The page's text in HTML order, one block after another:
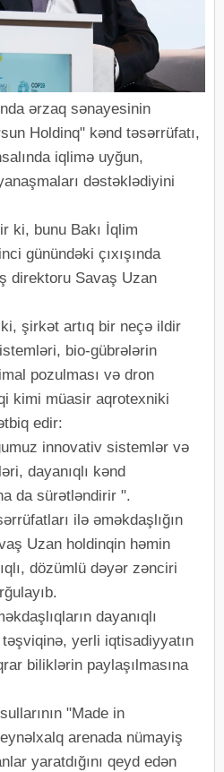
ərzaq sənayesinin
Holdinq" kənd təsərrüfatı,
iqlimə uyğun,
dəstəklədiyini
ki, bunu Bakı İqlim
günündəki çıxışında
direktoru Savaş Uzan
şirkət artıq bir neçə ildir
bio-gübrələrin
pozulması və dron
kimi müasir aqrotexniki
edir:
innovativ sistemlər və
dayanıqlı kənd
da sürətləndirir ".
ilə əməkdaşlığın
Uzan holdinqin həmin
dözümlü dəyər zənciri
dayanıqlı
təşviqinə, yerli iqtisadiyyatın
biliklərin paylaşılmasına
"Made in
arenada nümayiş
yaratdığını qeyd edən